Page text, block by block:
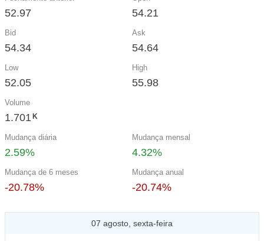
52.97 54.21
Bid
54.34
Ask
54.64
Low
52.05
High
55.98
Volume
1.701 K
Mudança diária
2.59%
Mudança mensal
4.32%
Mudança de 6 meses
-20.78%
Mudança anual
-20.74%
07 agosto, sexta-feira